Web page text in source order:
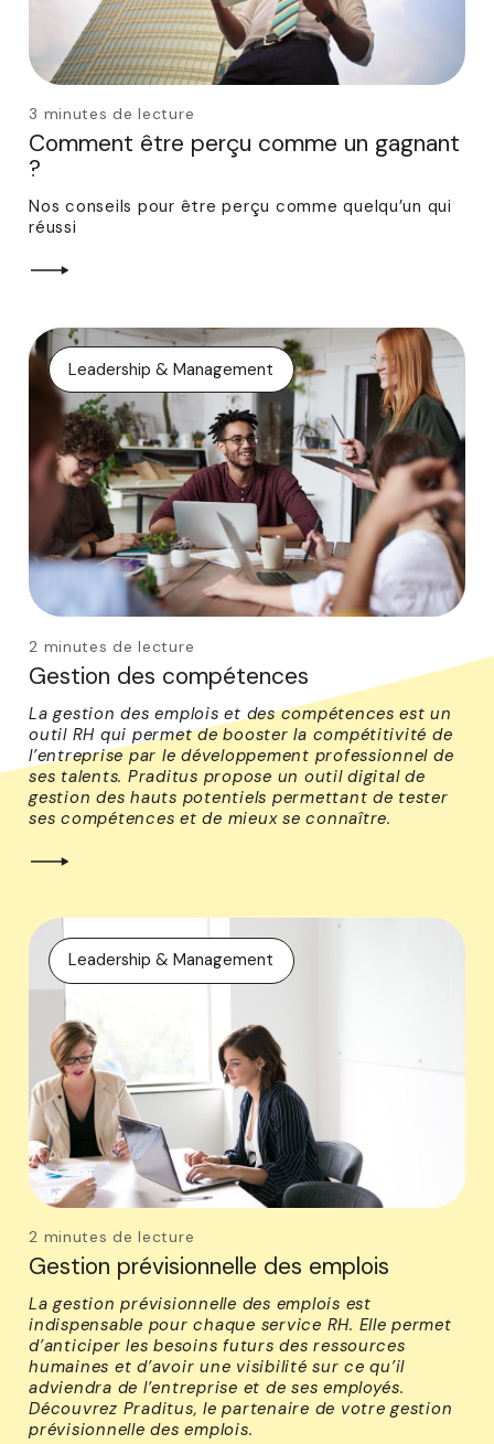
3 minutes de lecture
Comment être perçu comme un gagnant
?
Nos conseils pour être perçu comme quelqu’un qui
réussi
Leadership & Management
2 minutes de lecture
Gestion des compétences
La gestion des emplois et des compétences est un
outil RH qui permet de booster la compétitivité de
l’entreprise par le développement professionnel de
ses talents. Praditus propose un outil digital de
gestion des hauts potentiels permettant de tester
ses compétences et de mieux se connaître.
Leadership & Management
2 minutes de lecture
Gestion prévisionnelle des emplois
La gestion prévisionnelle des emplois est
indispensable pour chaque service RH. Elle permet
d’anticiper les besoins futurs des ressources
humaines et d’avoir une visibilité sur ce qu’il
adviendra de l’entreprise et de ses employés.
Découvrez Praditus, le partenaire de votre gestion
prévisionnelle des emplois.